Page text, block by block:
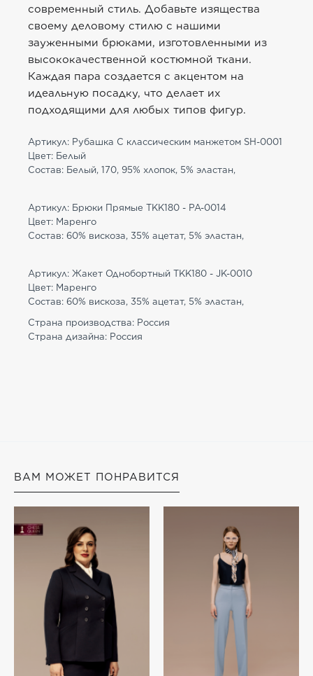
современный стиль. Добавьте изящества
своему деловому стилю с нашими
зауженными брюками, изготовленными из
высококачественной костюмной ткани.
Каждая пара создается с акцентом на
идеальную посадку, что делает их
подходящими для любых типов фигур.
Артикул: Рубашка С классическим манжетом SH-0001
Цвет: Белый
Состав: Белый, 170, 95% хлопок, 5% эластан,
Артикул: Брюки Прямые TKK180 - PA-0014
Цвет: Маренго
Состав: 60% вискоза, 35% ацетат, 5% эластан,
Артикул: Жакет Однобортный TKK180 - JK-0010
Цвет: Маренго
Состав: 60% вискоза, 35% ацетат, 5% эластан,
Страна производства: Россия
Страна дизайна: Россия
ВАМ МОЖЕТ ПОНРАВИТСЯ